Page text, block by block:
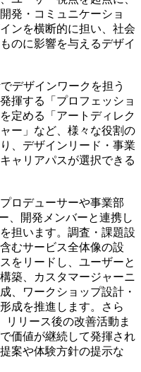
発・コミュニケーショ
ンを横断的に担い、社会
のに影響を与えるデザイ
デザインワークを担う
揮する「プロフェッショ
定める「アートディレク
ー」など、様々な役割の
、デザインリード・事業
ャリアパスが選択できる
ロデューサーや事業部
、開発メンバーと連携し
担います。調査・課題設
むサービス全体像の設
をリードし、ユーザーと
築、カスタマージャーニ
、ワークショップ設計・
成を推進します。さら
リリース後の改善活動ま
価値が継続して発揮され
案や体験方針の提示な